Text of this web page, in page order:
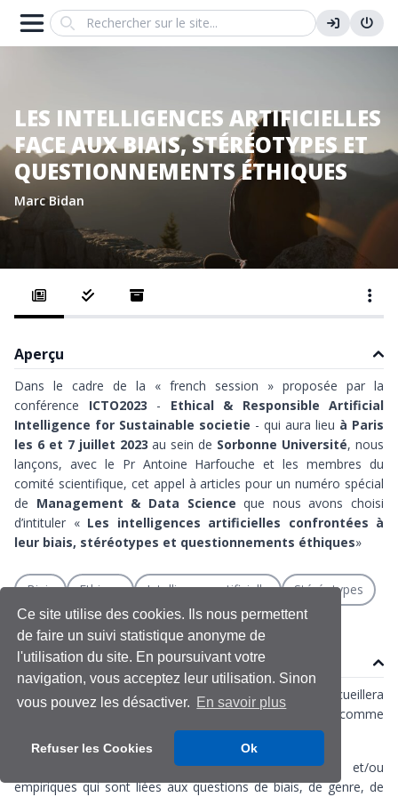
Ce site utilise des cookies. Ils nous permettent
de faire un suivi statistique anonyme de
l'utilisation du site. En poursuivant votre
navigation, vous acceptez leur utilisation. Sinon
vous pouvez les désactiver. En savoir plus
Refuser les Cookies Ok
Search
LES INTELLIGENCES ARTIFICIELLES
FACE AUX BIAIS, STÉRÉOTYPES ET
QUESTIONNEMENTS ÉTHIQUES
Marc Bidan
Aperçu
Dans le cadre de la « french session » proposée par la
conférence ICTO2023 - Ethical & Responsible Artificial
Intelligence for Sustainable societie - qui aura lieu à Paris
les 6 et 7 juillet 2023 au sein de Sorbonne Université, nous
lançons, avec le Pr Antoine Harfouche et les membres du
comité scientifique, cet appel à articles pour un numéro spécial
de Management & Data Science que nous avons choisi
d’intituler « Les intelligences artificielles confrontées à
leur biais, stéréotypes et questionnements éthiques»
Biais Ethique Intelligence artificielle Stéréotypes
Contenu
👉 https://www.icto2023.com/about-1-3 (qui accueillera
notamment le professeur
Viswanath Venkatesh
comme
Toutes les recherches conceptuelles, théoriques et/ou
empiriques qui sont liées aux questions de biais, de genre, de